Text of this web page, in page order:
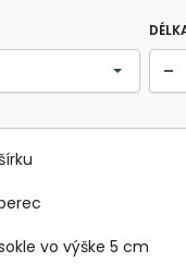
vo výške 5 cm